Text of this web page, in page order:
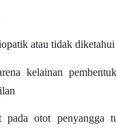
atau tidak diketahui
kelainan
pada otot penyangga